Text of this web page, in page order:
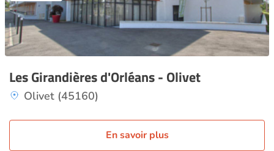
Les Girandières d'Orléans - Olivet
Olivet (45160)
En savoir plus